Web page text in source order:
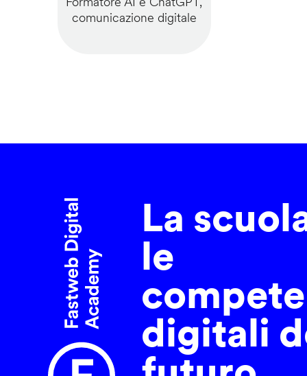
comunicazione digitale
La
le
digitali